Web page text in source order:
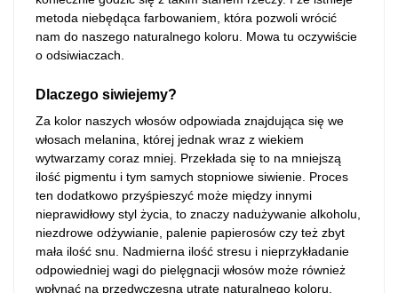
metoda niebędąca farbowaniem, która pozwoli wrócić
nam do naszego naturalnego koloru. Mowa tu oczywiście
o odsiwiaczach.
Dlaczego siwiejemy?
Za kolor naszych włosów odpowiada znajdująca się we
włosach melanina, której jednak wraz z wiekiem
wytwarzamy coraz mniej. Przekłada się to na mniejszą
ilość pigmentu i tym samych stopniowe siwienie. Proces
ten dodatkowo przyśpieszyć może między innymi
nieprawidłowy styl życia, to znaczy nadużywanie alkoholu,
niezdrowe odżywianie, palenie papierosów czy też zbyt
mała ilość snu. Nadmierna ilość stresu i nieprzykładanie
odpowiedniej wagi do pielęgnacji włosów może również
wpłynąć na przedwczesną utratę naturalnego koloru.